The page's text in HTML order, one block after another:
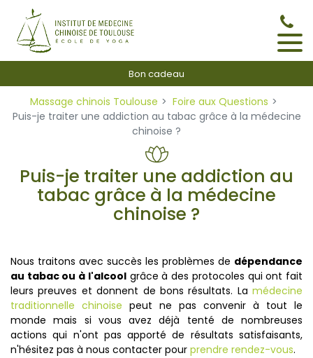
Bon cadeau
Massage chinois Toulouse
Foire aux Questions
Puis-je traiter une addiction au tabac grâce à la médecine
chinoise ?
Puis-je traiter une addiction au
tabac grâce à la médecine
chinoise ?
Nous traitons avec succès les problèmes de dépendance
au tabac ou à l'alcoolgrâce à des protocoles qui ont fait
leurs preuves et donnent de bons résultats. La médecine
traditionnelle chinoise peut ne pas convenir à tout le
monde mais si vous avez déjà tenté de nombreuses
actions qui n'ont pas apporté de résultats satisfaisants,
n'hésitez pas à nous contacter pour prendre rendez-vous.
Panneau de gestion des cookies